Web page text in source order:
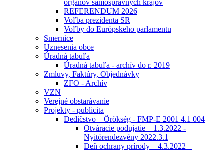
orgánov samosprávnych krajov
REFERENDUM 2026
Voľba prezidenta SR
Voľby do Európskeho parlamentu
Smernice
Uznesenia obce
Úradná tabuľa
Úradná tabuľa - archív do r. 2019
Zmluvy, Faktúry, Objednávky
ZFO - Archív
VZN
Verejné obstarávanie
Projekty - publicita
Dedičstvo – Örökség - FMP-E 2001 4.1 004
Otváracie podujatie – 1.3.2022 -
Nyitórendezvény 2022.3.1
Deň ochrany prírody – 4.3.2022 –